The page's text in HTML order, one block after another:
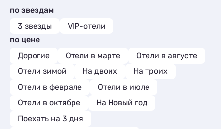
по звездам
3 звезды
VIP-отели
по цене
Дорогие
Отели в марте
Отели в августе
Отели зимой
На двоих
На троих
Отели в феврале
Отели в июле
Отели в октябре
На Новый год
Поехать на 3 дня